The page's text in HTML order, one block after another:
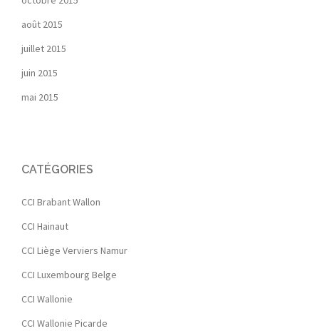
août 2015
juillet 2015
juin 2015
mai 2015
CATÉGORIES
CCI Brabant Wallon
CCI Hainaut
CCI Liège Verviers Namur
CCI Luxembourg Belge
CCI Wallonie
CCI Wallonie Picarde